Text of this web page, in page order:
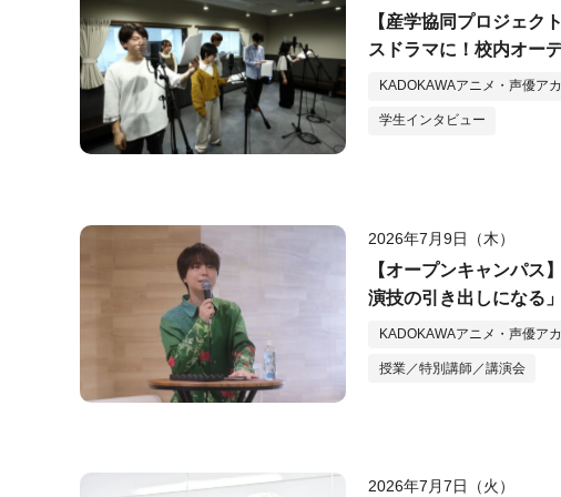
【産学協同プロジェク
スドラマに！校内オー
KADOKAWAアニメ・声優ア
学生インタビュー
2026年7月9日（木）
【オープンキャンパス
演技の引き出しになる
奮！
KADOKAWAアニメ・声優ア
授業／特別講師／講演会
2026年7月7日（火）